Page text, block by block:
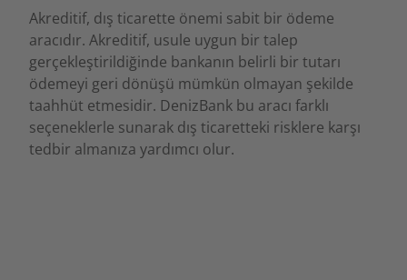
Akreditif, dış ticarette önemi sabit bir ödeme
aracıdır. Akreditif, usule uygun bir talep
gerçekleştirildiğinde bankanın belirli bir tutarı
ödemeyi geri dönüşü mümkün olmayan şekilde
taahhüt etmesidir. DenizBank bu aracı farklı
seçeneklerle sunarak dış ticaretteki risklere karşı
tedbir almanıza yardımcı olur.